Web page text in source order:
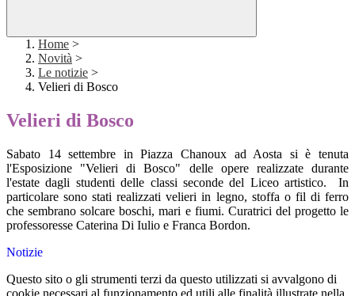
Home >
Novità >
Le notizie >
Velieri di Bosco
Velieri di Bosco
Sabato 14 settembre in Piazza Chanoux ad Aosta si è tenuta
l'Esposizione "Velieri di Bosco" delle opere realizzate durante
l'estate dagli studenti delle classi seconde del Liceo artistico. In
particolare sono stati realizzati velieri in legno, stoffa o fil di ferro
che sembrano solcare boschi, mari e fiumi. Curatrici del progetto le
professoresse Caterina Di Iulio e Franca Bordon.
Notizie
Questo sito o gli strumenti terzi da questo utilizzati si avvalgono di